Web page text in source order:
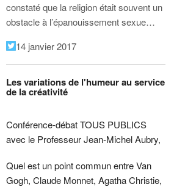
constaté que la religion était souvent un
obstacle à l’épanouissement sexue…
14 janvier 2017
Les variations de l'humeur au service
de la créativité
Conférence-débat TOUS PUBLICS
avec le Professeur Jean-Michel Aubry,
Quel est un point commun entre Van
Gogh, Claude Monnet, Agatha Christie,